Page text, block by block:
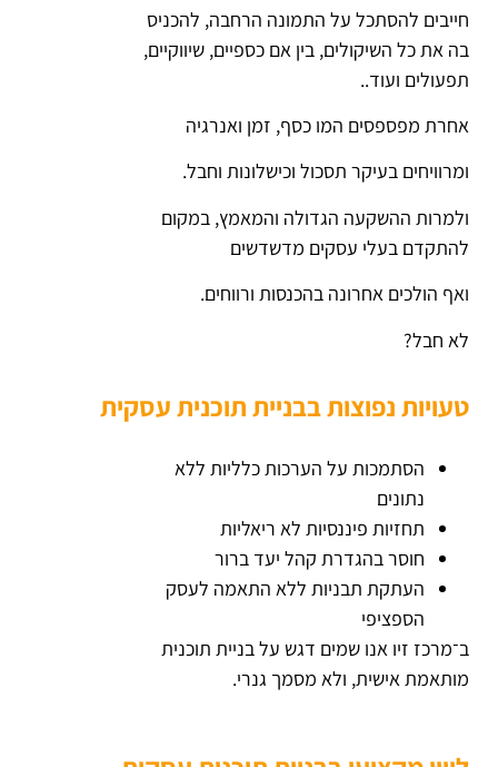
חייבים להסתכל על התמונה הרחבה, להכניס
בה את כל השיקולים, בין אם כספיים, שיווקיים,
תפעולים ועוד..
אחרת מפספסים המו כסף, זמן ואנרגיה
ומרוויחים בעיקר תסכול וכישלונות וחבל.
ולמרות ההשקעה הגדולה והמאמץ, במקום
להתקדם בעלי עסקים מדשדשים
ואף הולכים אחרונה בהכנסות ורווחים.
לא חבל?
טעויות נפוצות בבניית תוכנית עסקית
הסתמכות על הערכות כלליות ללא
נתונים
תחזיות פיננסיות לא ריאליות
חוסר בהגדרת קהל יעד ברור
העתקת תבניות ללא התאמה לעסק
הספציפי
ב־מרכז זיו אנו שמים דגש על בניית תוכנית
מותאמת אישית, ולא מסמך גנרי.